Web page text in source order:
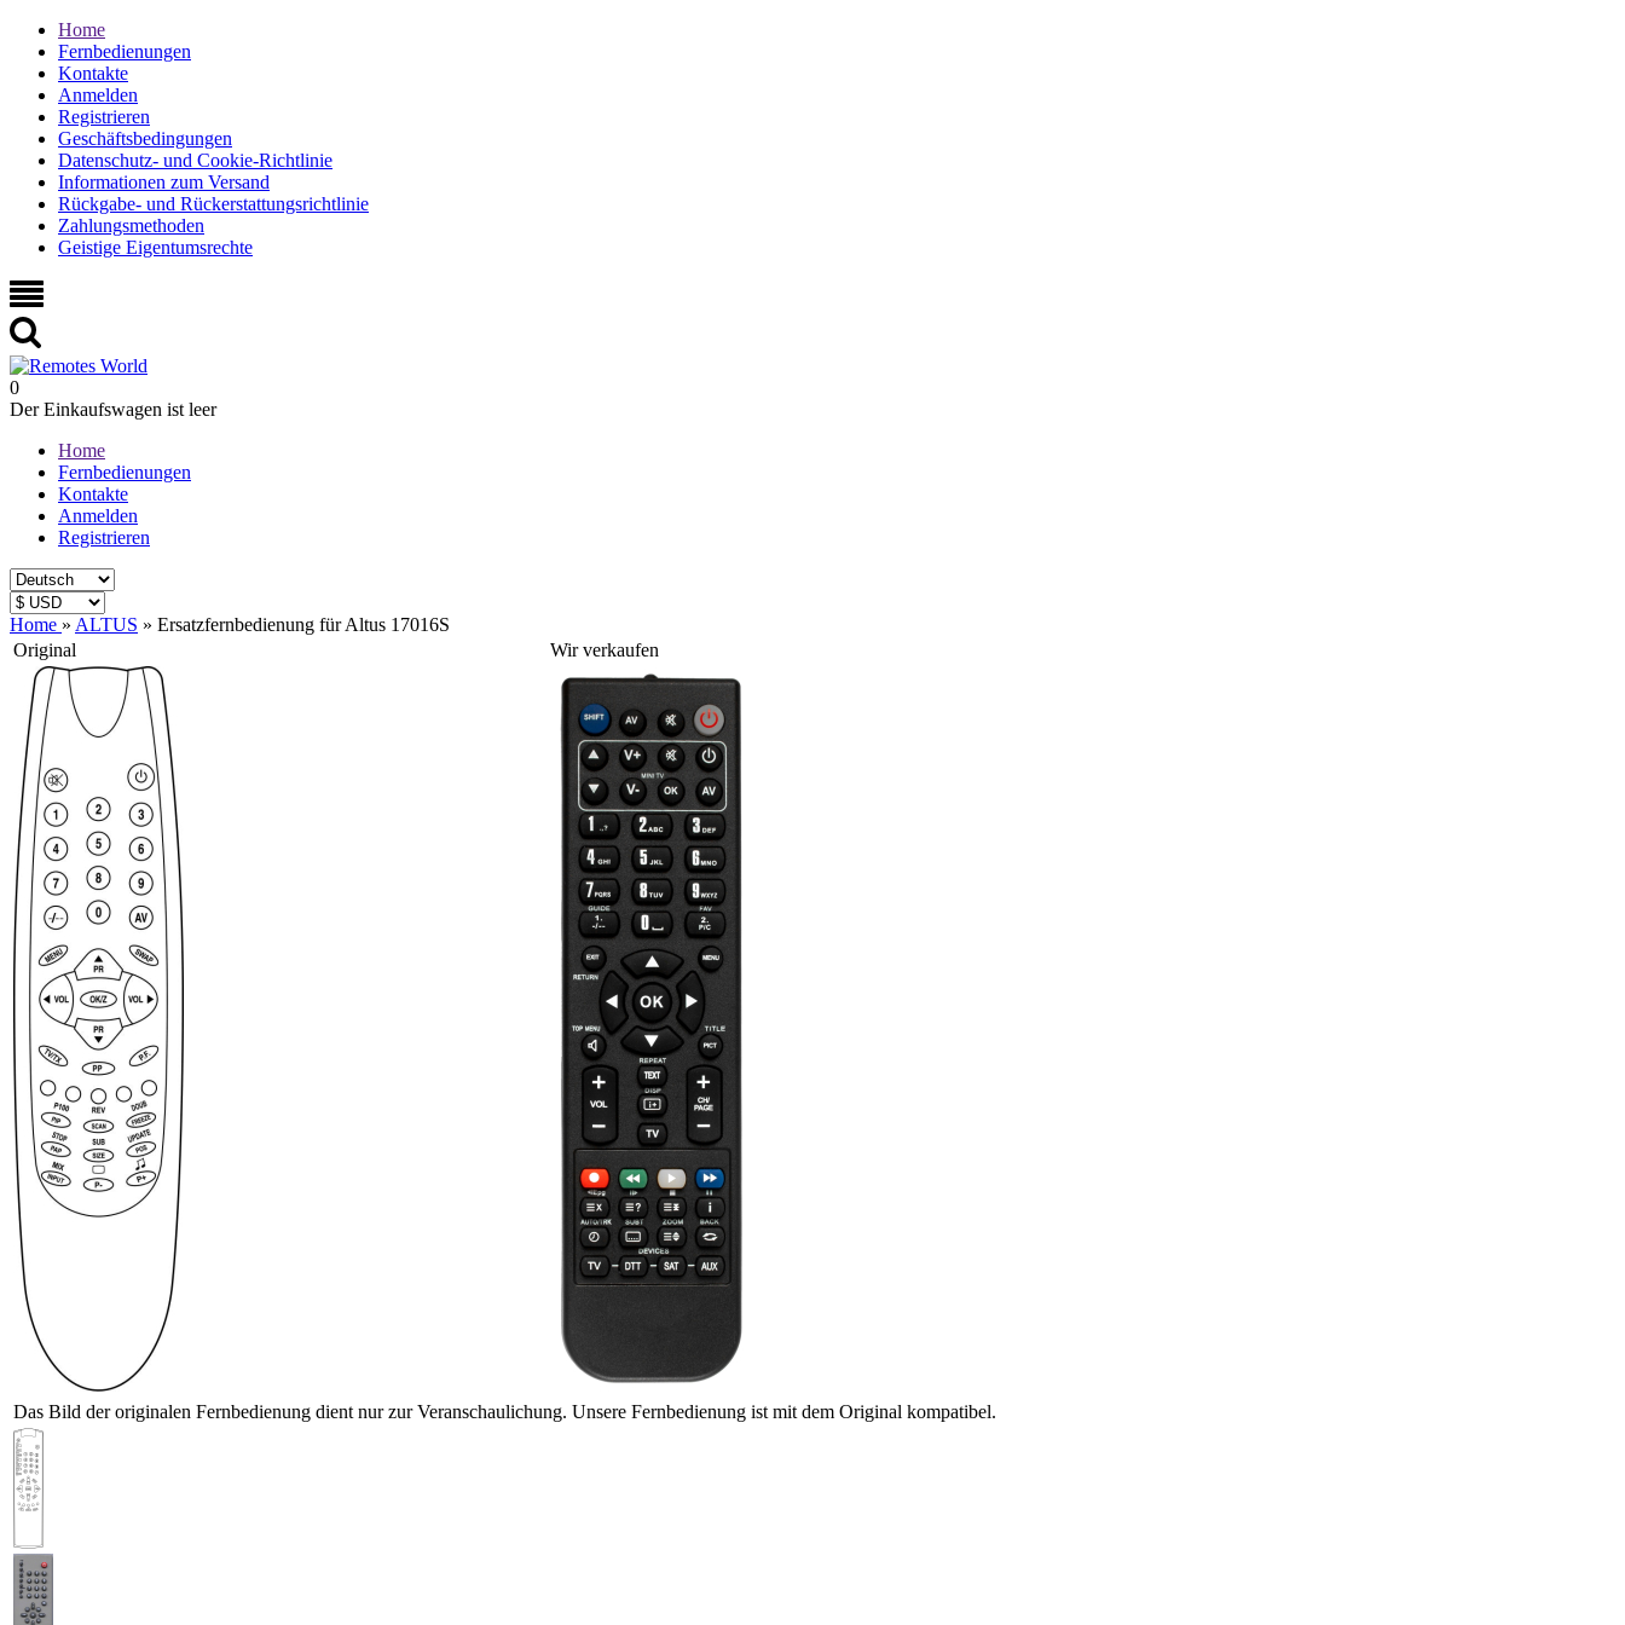
Home
Fernbedienungen
Kontakte
Anmelden
Registrieren
Geschäftsbedingungen
Datenschutz- und Cookie-Richtlinie
Informationen zum Versand
Rückgabe- und Rückerstattungsrichtlinie
Zahlungsmethoden
Geistige Eigentumsrechte
0
Der Einkaufswagen ist leer
Home
Fernbedienungen
Kontakte
Anmelden
Registrieren
Home » ALTUS » Ersatzfernbedienung für Altus 17016S
Original
Wir verkaufen
Das Bild der originalen Fernbedienung dient nur zur Veranschaulichung. Unsere Fernbedienung ist mit dem Original kompatibel.